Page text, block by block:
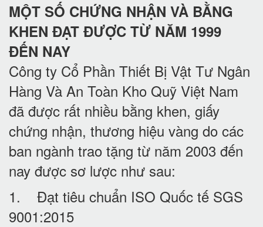
MỘT SỐ CHỨNG NHẬN VÀ BẰNG
KHEN ĐẠT ĐƯỢC TỪ NĂM 1999
ĐẾN NAY
Công ty Cổ Phần Thiết Bị Vật Tư Ngân
Hàng Và An Toàn Kho Quỹ Việt Nam
đã được rất nhiều bằng khen, giấy
chứng nhận, thương hiệu vàng do các
ban ngành trao tặng từ năm 2003 đến
nay được sơ lược như sau:
1. Đạt tiêu chuẩn ISO Quốc tế SGS
9001:2015